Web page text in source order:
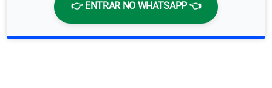
👉 ENTRAR NO WHATSAPP 👈